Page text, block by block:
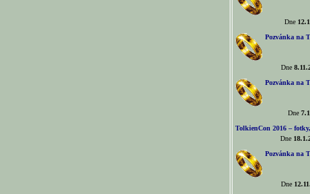
Dne
Pozvánka na
Dne
Pozvánka na
Dne
TolkienCon 2016 –
Dne
Pozvánka na
Dne